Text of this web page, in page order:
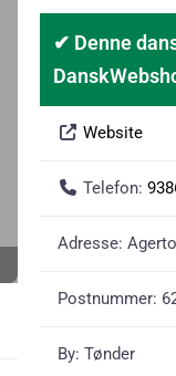
✔ Denne
Website
Telefon:
Adresse:
Postnummer:
By: Tønder